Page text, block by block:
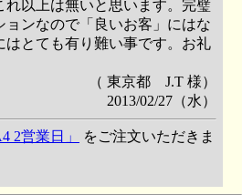
以上は無いと思います。完璧
ンなので「良いお客」にはな
はとても有り難い事です。お礼
（ 東京都 J.T 様）
2013/02/27（水）
2営業日」
をご注文いただきま